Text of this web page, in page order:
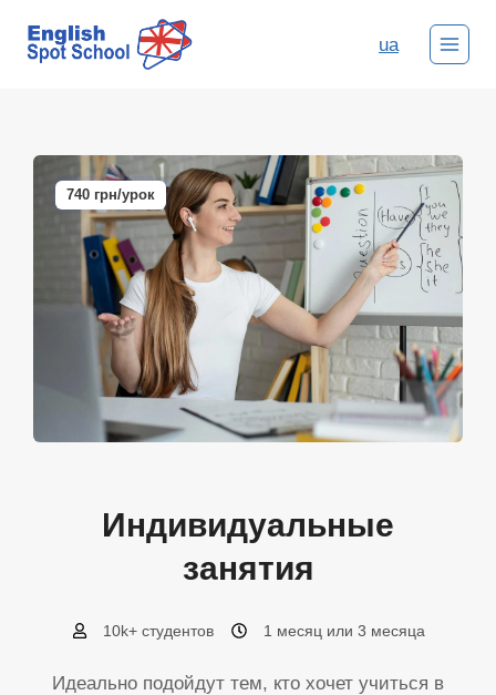
ua
740 грн/урок
Индивидуальные
занятия
10k+ студентов 1 месяц или 3 месяца
Идеально подойдут тем, кто хочет учиться в